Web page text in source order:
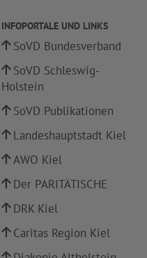
INFOPORTALE UND LINKS
SoVD Bundesverband
SoVD Schleswig-
Holstein
SoVD Publikationen
Landeshauptstadt Kiel
AWO Kiel
Der PARITÄTISCHE
DRK Kiel
Caritas Region Kiel